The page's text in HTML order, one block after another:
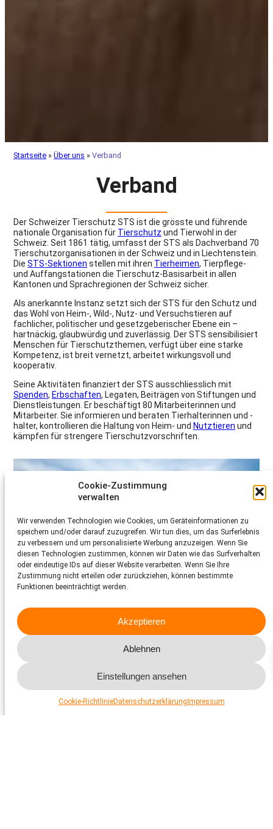
Cookie-Zustimmung
verwalten
Wir verwenden Technologien wie Cookies, um Geräteinformationen zu
speichern und/oder darauf zuzugreifen. Wir tun dies, um das Surferlebnis
zu verbessern und um personalisierte Werbung anzuzeigen. Wenn Sie
diesen Technologien zustimmen, können wir Daten wie das Surfverhalten
oder eindeutige IDs auf dieser Website verarbeiten. Wenn Sie Ihre
Zustimmung nicht erteilen oder zurückziehen, können bestimmte
Funktionen beeinträchtigt werden.
Akzeptieren
Ablehnen
Einstellungen ansehen
Cookie-RichtlinieDatenschutzerklärung Impressum
Startseite » Über uns » Verband
Verband
Der Schweizer Tierschutz STS ist die grösste und führende
nationale Organisation für Tierschutz und Tierwohl in der
Schweiz. Seit 1861 tätig, umfasst der STS als Dachverband 70
Tierschutzorganisationen in der Schweiz und in Liechtenstein.
Die STS-Sektionen stellen mit ihren Tierheimen, Tierpflege-
und Auffangstationen die Tierschutz-Basisarbeit in allen
Kantonen und Sprachregionen der Schweiz sicher.
Als anerkannte Instanz setzt sich der STS für den Schutz und
das Wohl von Heim-, Wild-, Nutz- und Versuchstieren auf
fachlicher, politischer und gesetzgeberischer Ebene ein –
hartnäckig, glaubwürdig und zuverlässig. Der STS sensibilisiert
Menschen für Tierschutzthemen, verfügt über eine starke
Kompetenz, ist breit vernetzt, arbeitet wirkungsvoll und
kooperativ.
Seine Aktivitäten finanziert der STS ausschliesslich mit
Spenden, Erbschaften, Legaten, Beiträgen von Stiftungen und
Dienstleistungen. Er beschäftigt 80 Mitarbeiterinnen und
Mitarbeiter. Sie informieren und beraten Tierhalterinnen und -
halter, kontrollieren die Haltung von Heim- und Nutztieren und
kämpfen für strengere Tierschutzvorschriften.
und als Verein organisiert.